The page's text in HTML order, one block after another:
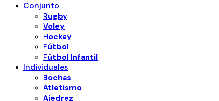
Conjunto
Rugby
Voley
Hockey
Fútbol
Fútbol Infantil
Individuales
Bochas
Atletismo
Ajedrez